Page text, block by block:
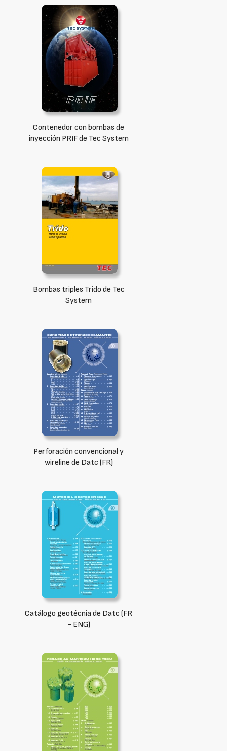
Contenedor con bombas de
inyección PRIF de Tec System
Bombas triples Trido de Tec
System
Perforación convencional y
wireline de Datc (FR)
Catálogo geotécnia de Datc (FR
- ENG)